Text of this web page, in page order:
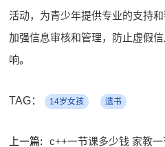
活动，为青少年提供专业的支持
加强信息审核和管理，防止虚假
响。
TAG： 14岁女孩 遗书
上一篇: c++一节课多少钱 家教